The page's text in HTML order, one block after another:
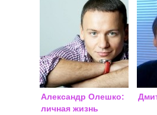
Александр Олешко:
личная жизнь